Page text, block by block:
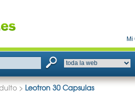
Mi
> Leotron 30 Capsulas